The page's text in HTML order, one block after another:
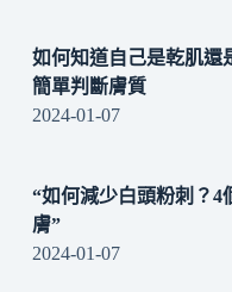
如何知道自己是乾肌還
簡單判斷膚質
2024-01-07
“如何減少白頭粉刺？4
膚”
2024-01-07